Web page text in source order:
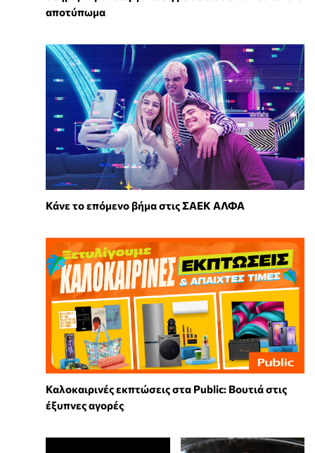
αποτύπωμα
Κάνε το επόμενο βήμα στις ΣΑΕΚ ΑΛΦΑ
Καλοκαιρινές εκπτώσεις στα Public: Βουτιά στις
έξυπνες αγορές